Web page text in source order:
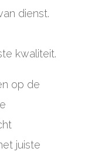
dienst.
kwaliteit.
op de
juiste